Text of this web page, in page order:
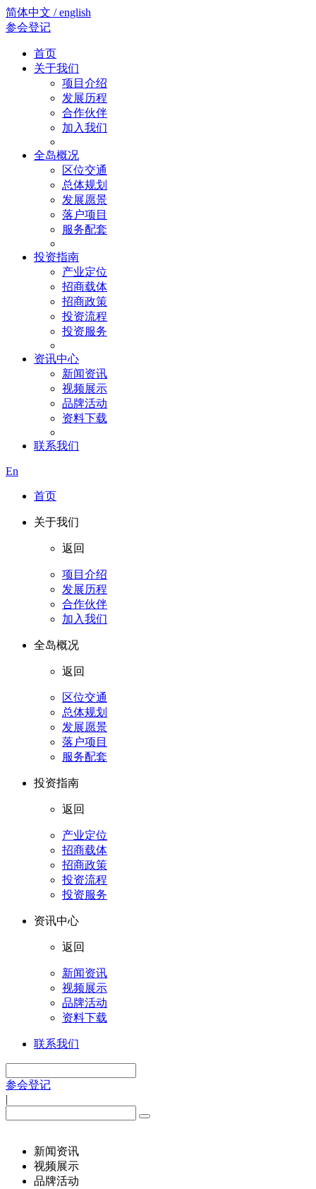
简体中文 / english
参会登记
首页
关于我们
项目介绍
发展历程
合作伙伴
加入我们
全岛概况
区位交通
总体规划
发展愿景
落户项目
服务配套
投资指南
产业定位
招商载体
招商政策
投资流程
投资服务
资讯中心
新闻资讯
视频展示
品牌活动
资料下载
联系我们
En
首页
关于我们
返回
项目介绍
发展历程
合作伙伴
加入我们
全岛概况
返回
区位交通
总体规划
发展愿景
落户项目
服务配套
投资指南
返回
产业定位
招商载体
招商政策
投资流程
投资服务
资讯中心
返回
新闻资讯
视频展示
品牌活动
资料下载
联系我们
参会登记
|
新闻资讯
视频展示
品牌活动